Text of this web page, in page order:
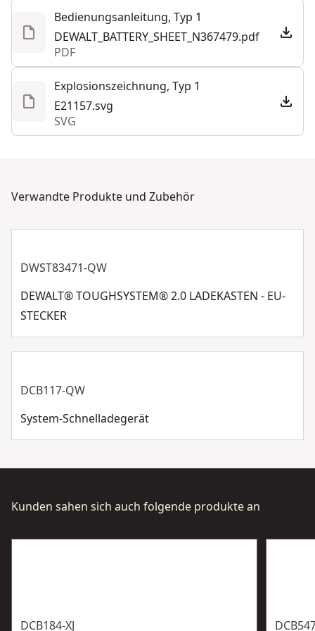
bei gleichem Spannungsniveau und vergleichbarer
Kapazität über folgende Vorteile
1. Kompaktere Abmessungen aufgrund effizienterer
Platzausnutzung innerhalb des Akku-Gehäuses
2. Niedrigeres Gewicht durch kleinere Zellen
Mehr anzeigen
Bedienungsanleitung, Typ 1
DEWALT_BATTERY_SHEET_N367479.pdf
PDF
Explosionszeichnung, Typ 1
E21157.svg
SVG
Verwandte Produkte und Zubehör
DWST83471-QW
DEWALT® TOUGHSYSTEM® 2.0 LADEKASTEN - EU-
STECKER
DCB117-QW
System-Schnelladegerät
Kunden sahen sich auch folgende produkte an
DCB184-XJ